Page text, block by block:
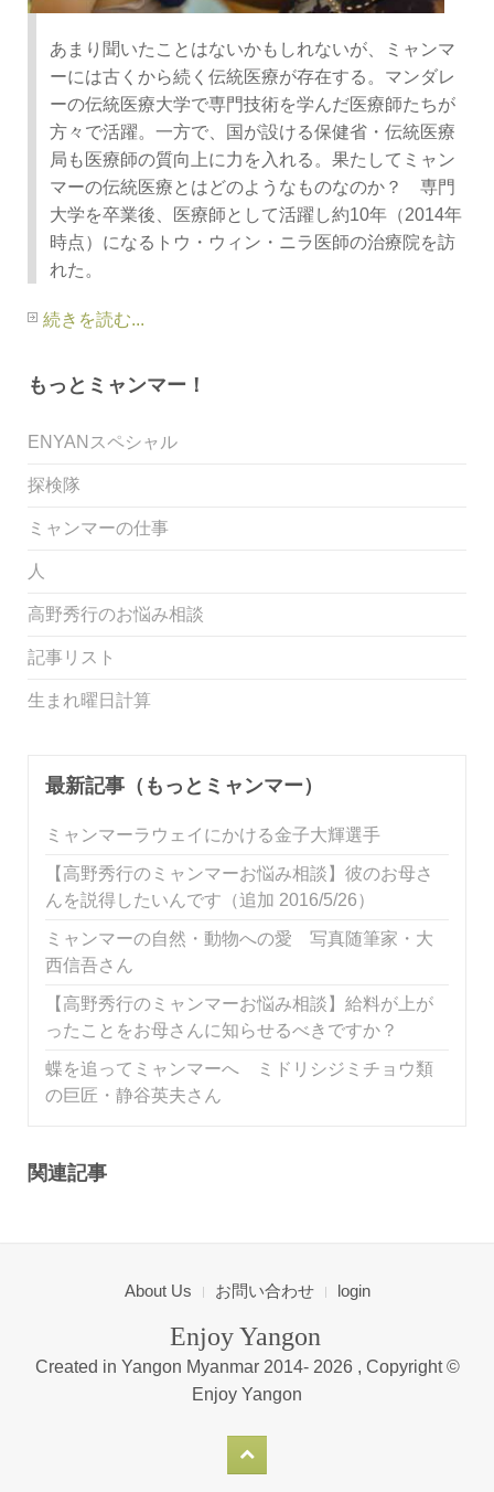
あまり聞いたことはないかもしれないが、ミャンマ
ーには古くから続く伝統医療が存在する。マンダレ
ーの伝統医療大学で専門技術を学んだ医療師たちが
方々で活躍。一方で、国が設ける保健省・伝統医療
局も医療師の質向上に力を入れる。果たしてミャン
マーの伝統医療とはどのようなものなのか？ 専門
大学を卒業後、医療師として活躍し約10年（2014年
時点）になるトウ・ウィン・ニラ医師の治療院を訪
れた。
続きを読む...
もっとミャンマー！
ENYANスペシャル
探検隊
ミャンマーの仕事
人
高野秀行のお悩み相談
記事リスト
生まれ曜日計算
最新記事（もっとミャンマー）
ミャンマーラウェイにかける金子大輝選手
【高野秀行のミャンマーお悩み相談】彼のお母さ
んを説得したいんです（追加 2016/5/26）
ミャンマーの自然・動物への愛 写真随筆家・大
西信吾さん
【高野秀行のミャンマーお悩み相談】給料が上が
ったことをお母さんに知らせるべきですか？
蝶を追ってミャンマーへ ミドリシジミチョウ類
の巨匠・静谷英夫さん
関連記事
About Us お問い合わせ login
Enjoy Yangon
Created in Yangon Myanmar 2014- 2026 , Copyright ©
Enjoy Yangon